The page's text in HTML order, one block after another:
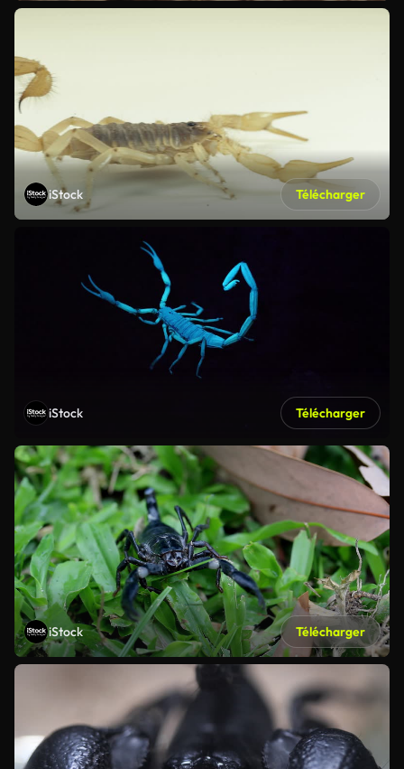
iStock Télécharger
iStock Télécharger
iStock Télécharger